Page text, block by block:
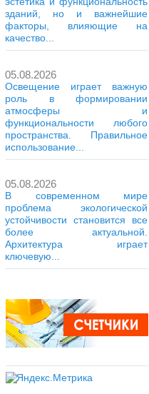
зданий, но и важнейшие
факторы, влияющие на
качество...
05.08.2026
Освещение играет важную
роль в формировании
атмосферы и
функциональности любого
пространства. Правильное
использование...
05.08.2026
В современном мире
проблема экологической
устойчивости становится все
более актуальной.
Архитектура играет
ключевую...